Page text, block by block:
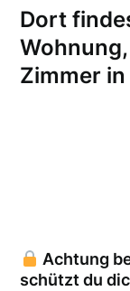
Dort
Zimmer
Achtung
schützt du